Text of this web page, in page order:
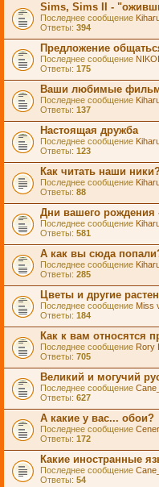
Sims, Sims II -
Последнее сообщение
Ответы: 394
Предложение
Последнее сообщение NIKOL
Ответы: 175
Ваши любимые
Последнее сообщение
Ответы: 137
Настоящая дружба
Последнее сообщение
Ответы: 123
Как читать наши
Последнее сообщение
Ответы: 88
Дни вашего рождения
Последнее сообщение
Ответы: 581
А как вы сюда
Последнее сообщение
Ответы: 285
Цветы и другие
Последнее сообщение Miss
Ответы: 184
Как к вам относятся
Последнее сообщение Rory
Ответы: 705
Великий и могучий
Последнее сообщение
Ответы: 627
А какие у вас... обои?
Последнее сообщение
Ответы: 172
Какие иностранные
Последнее сообщение
Ответы: 54